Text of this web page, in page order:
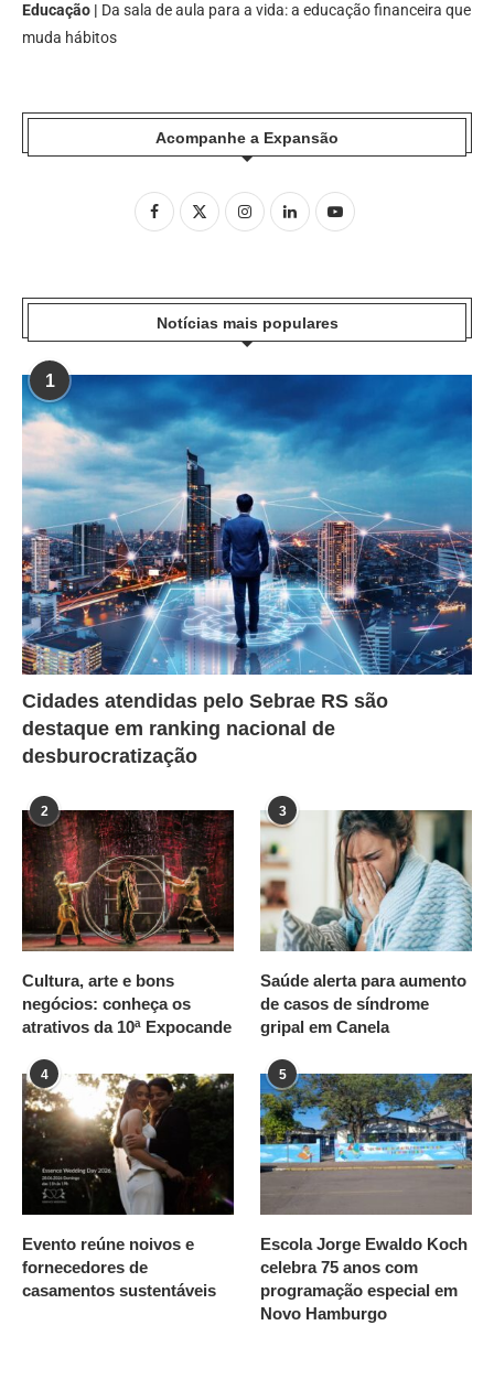
Educação | Da sala de aula para a vida: a educação financeira que
muda hábitos
Acompanhe a Expansão
Notícias mais populares
1
Cidades atendidas pelo Sebrae RS são
destaque em ranking nacional de
desburocratização
2
Cultura, arte e bons
negócios: conheça os
atrativos da 10ª Expocande
3
Saúde alerta para aumento
de casos de síndrome
gripal em Canela
4
Evento reúne noivos e
fornecedores de
casamentos sustentáveis
5
Escola Jorge Ewaldo Koch
celebra 75 anos com
programação especial em
Novo Hamburgo